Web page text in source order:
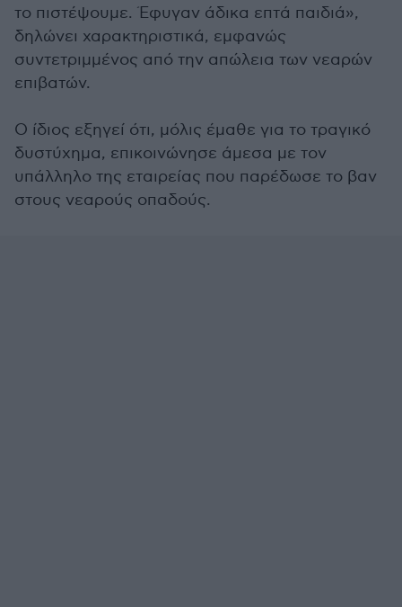
το πιστέψουμε. Έφυγαν άδικα επτά παιδιά»,
δηλώνει χαρακτηριστικά, εμφανώς
συντετριμμένος από την απώλεια των νεαρών
επιβατών.
Ο ίδιος εξηγεί ότι, μόλις έμαθε για το τραγικό
δυστύχημα, επικοινώνησε άμεσα με τον
υπάλληλο της εταιρείας που παρέδωσε το βαν
στους νεαρούς οπαδούς.